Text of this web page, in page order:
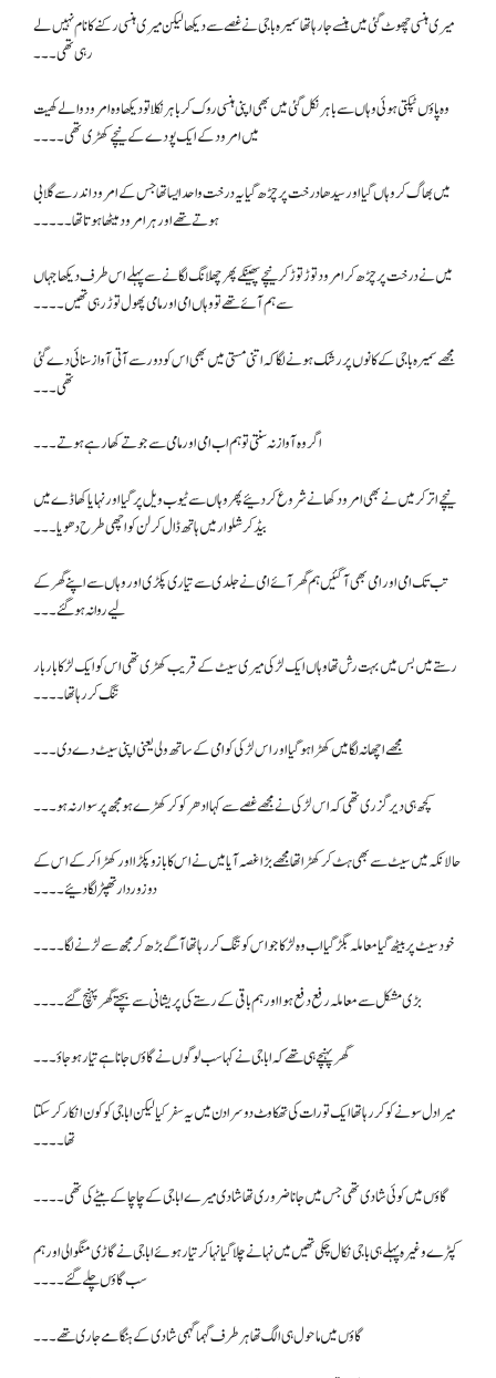
میری ہنسی چھوٹ گئی میں ہنسے جا رہا تھا سمیرہ باجی نے غصے سے دیکھا لیکن میری ہنسی رکنے کا نام نہیں لے
رہی تھی۔۔۔
وہ پاؤں ٹپکتی ہوئی وہاں سے باہر نکل گئی میں بھی اپنی ہنسی روک کر باہر نکلا تو دیکھا وہ امرود والے کھیت
میں امرود کے ایک پودے کے نیچے کھڑی تھی۔۔۔۔
میں بھاگ کر وہاں گیا اور سیدھا درخت پر چڑھ گیا یہ درخت واحد ایسا تھا جس کے امرود اندر سے گلابی
ہوتے تھے اور ہر امرود میٹھا ہوتا تھا۔۔۔۔۔
میں نے درخت پر چڑھ کر امرود توڑ توڑ کر نیچے پھینکے پھر چھلانگ لگانے سے پہلے اس طرف دیکھا جہاں
سے ہم آئے تھے تو وہاں امی اور مامی پھول توڑ رہی تھیں۔۔۔۔
مجھے سمیرہ باجی کے کانوں پر رشک ہونے لگا کہ اتنی مستی میں بھی اس کو دور سے آتی آواز سنائی دے گئی
تھی۔۔۔
اگر وہ آواز نہ سنتی تو ہم اب امی اور مامی سے جوتے کھا رہے ہوتے۔۔۔
نیچے اتر کر میں نے بھی امرود کھانے شروع کر دئیے پھر وہاں سے ٹیوب ویل پر گیا اور نہایا کھاڈے میں
بیڈ کر شلوار میں ہاتھ ڈال کر لن کو اچھی طرح دھویا ۔۔۔
تب تک امی اور امی بھی آگئیں ہم گھر آئے امی نے جلدی سے تیاری پکڑی اور وہاں سے اپنے گھر کے
لیے روانہ ہو گئے۔۔۔
رستے میں بس میں بہت رش تھا وہاں ایک لڑکی میری سیٹ کے قریب کھڑی تھی اس کو ایک لڑکا بار بار
تنگ کر رہا تھا ۔۔۔۔
مجھے اچھا نہ لگا میں کھڑا ہو گیا اور اس لڑکی کو امی کے ساتھ ولی یعنی اپنی سیٹ دے دی۔۔۔
کچھ ہی دیر گزری تھی کہ اس لڑکی نے مجھے غصے سے کہا ادھر کو کر کھڑے ہو مجھ پر سوار نہ ہو ۔۔۔
حالانکہ میں سیٹ سے بھی ہٹ کر کھڑا تھا مجھے بڑا غصہ آیا میں نے اس کا بازو پکڑا اور کھڑا کر کے اس کے
دو زوردار تھپڑ لگا دئیے۔۔۔۔
خود سیٹ پر بیٹھ گیا معاملہ بگڑ گیا اب وہ لڑکا جو اس کو تنگ کر رہا تھا آگے بڑھ کر مجھ سے لڑنے لگا۔۔۔۔
بڑی مشکل سے معاملہ رفع دفع ہوا اور ہم باقی کے رستے کی پریشانی سے بچتے گھر پہنچ گئے۔۔۔۔
گھر پہنچے ہی تھے کہ ابا جی نے کہا سب لوگوں نے گاؤں جانا ہے تیار ہو جاؤ۔۔۔
میرا دل سونے کو کر رہا تھا ایک تو رات کی تھکاوٹ دوسرا دن میں یہ سفر کیا لیکن ابا جی کو کون انکار کر سکتا
تھا۔۔۔۔
گاؤں میں کوئی شادی تھی جس میں جانا ضروری تھا شادی میرے ابا جی کے چاچا کے بیٹے کی تھی۔۔۔۔
کپڑے وغیرہ پہلے ہی باجی نکال چکی تھیں میں نہانے چلا گیا نہا کر تیار ہوئے ابا جی نے گاڑی منگوا لی اور ہم
سب گاؤں چلے گئے۔۔۔۔
گاؤں میں ماحول ہی الگ تھا ہر طرف گہما گہمی شادی کے ہنگامے جاری تھے ۔۔۔